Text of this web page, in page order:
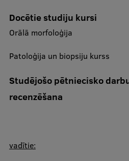
EURAXESS RSU
EATRIS koordinators Latvijā
Docētie studiju kursi
Orālā morfoloģija
Patoloģija un biopsiju kurss
Studējošo pētniecisko
recenzēšana
vadītie: